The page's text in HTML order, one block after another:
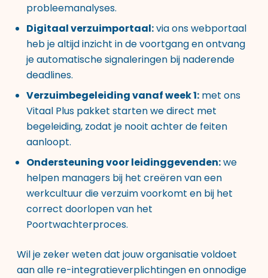
probleemanalyses.
Digitaal verzuimportaal:via ons webportaal
heb je altijd inzicht in de voortgang en ontvang
je automatische signaleringen bij naderende
deadlines.
Verzuimbegeleiding vanaf week 1: met ons
Vitaal Plus pakket starten we direct met
begeleiding, zodat je nooit achter de feiten
aanloopt.
Ondersteuning voor leidinggevenden:we
helpen managers bij het creëren van een
werkcultuur die verzuim voorkomt en bij het
correct doorlopen van het
Poortwachterproces.
Wil je zeker weten dat jouw organisatie voldoet
aan alle re-integratieverplichtingen en onnodige